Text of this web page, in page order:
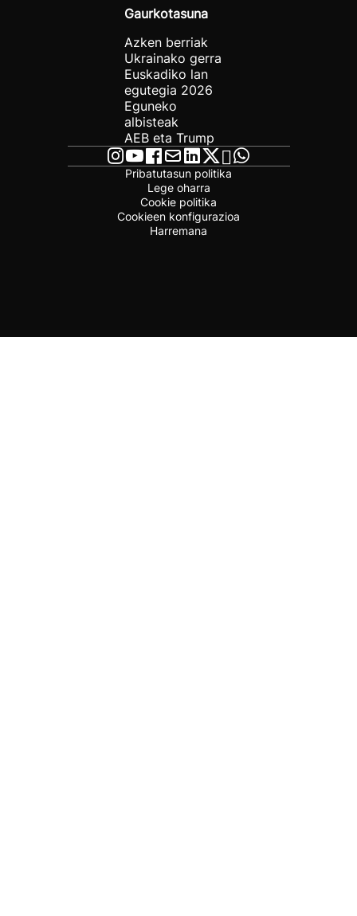
Gaurkotasuna
Azken berriak
Ukrainako gerra
Euskadiko lan
egutegia 2026
Eguneko
albisteak
AEB eta Trump
Pribatutasun politika
Lege oharra
Cookie politika
Cookieen konfigurazioa
Harremana